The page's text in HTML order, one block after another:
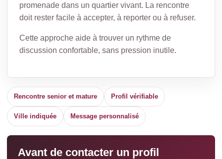
promenade dans un quartier vivant. La rencontre
doit rester facile à accepter, à reporter ou à refuser.
Cette approche aide à trouver un rythme de
discussion confortable, sans pression inutile.
Rencontre senior et mature Profil vérifiable
Ville indiquée Message personnalisé
Avant de contacter un profil